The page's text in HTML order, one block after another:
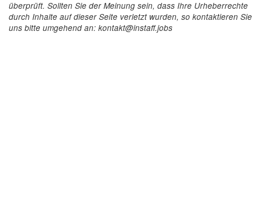
überprüft. Sollten Sie der Meinung sein, dass Ihre Urheberrechte
durch Inhalte auf dieser Seite verletzt wurden, so kontaktieren Sie
uns bitte umgehend an: kontakt@instaff.jobs